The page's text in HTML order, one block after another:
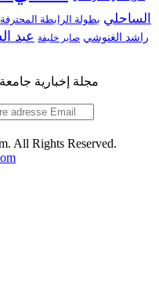
الساحلي بطولة الرابطة
راشد الغنوشي صابر خليفة عبد
All Rights Reserved.